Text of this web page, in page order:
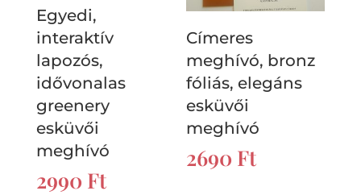
Egyedi,
interaktív
lapozós,
idővonalas
greenery
esküvői
meghívó
2990 Ft
Címeres
meghívó, bronz
fóliás, elegáns
esküvői
meghívó
2690 Ft